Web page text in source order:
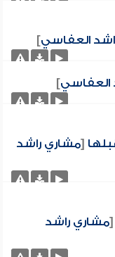
العفاسي]
العفاسي]
[مشاري راشد
[مشاري راشد